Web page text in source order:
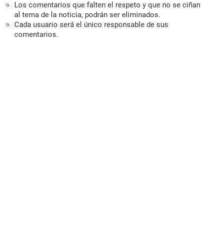
Los comentarios que falten el respeto y que no se ciñan
al tema de la noticia, podrán ser eliminados.
Cada usuario será el único responsable de sus
comentarios.